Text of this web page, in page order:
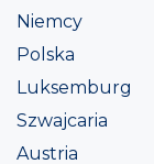
Niemcy
Polska
Luksemburg
Szwajcaria
Austria